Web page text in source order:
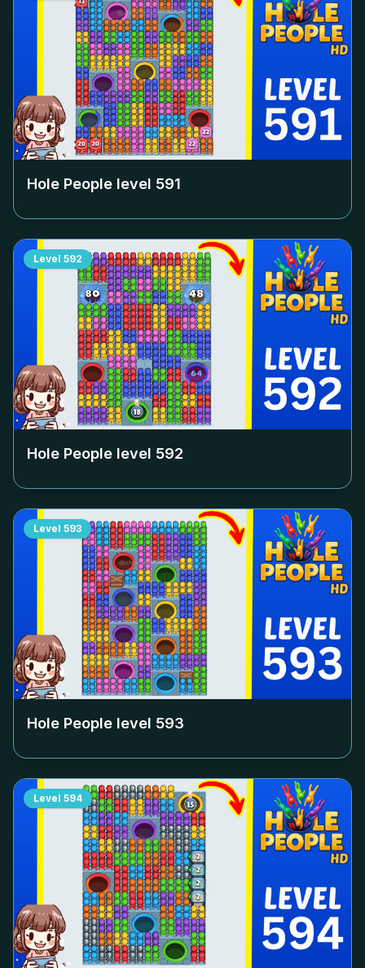
Hole People level 591
Level 592
Hole People level 592
Level 593
Hole People level 593
Level 594